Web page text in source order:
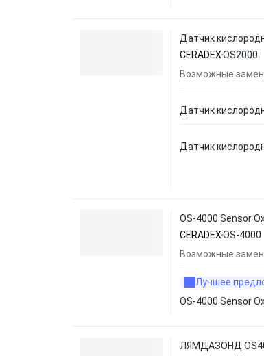
Датчик
CERADEXOS2000
Возможные
Датчик
Датчик
OS-4000 Sensor
CERADEXOS-4000
Возможные
Лучшее
OS-4000 Sensor
ЛЯМДАЗОНД